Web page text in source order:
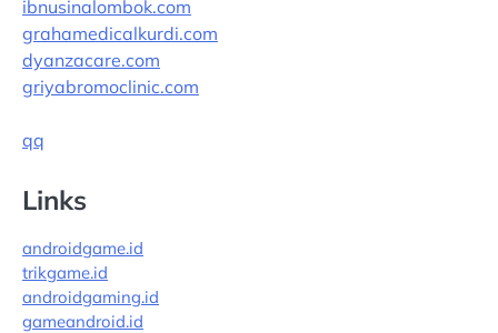
ibnusinalombok.com
grahamedicalkurdi.com
dyanzacare.com
griyabromoclinic.com
qq
Links
androidgame.id
trikgame.id
androidgaming.id
gameandroid.id